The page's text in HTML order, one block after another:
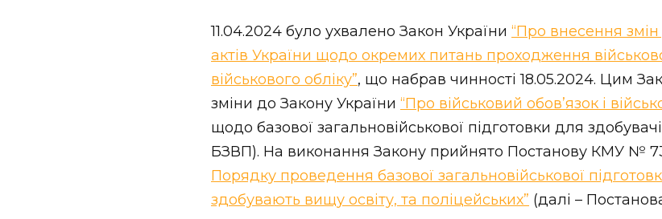
11.04.2024 було ухвалено Закон України “Про внесення
актів України щодо окремих питань проходження
військового обліку”, що набрав чинності 18.05.2024. Цим
зміни до Закону України “Про військовий обов’язок і
щодо базової загальновійськової підготовки для
БЗВП). На виконання Закону прийнято Постанову КМУ №
Порядку проведення базової загальновійськової
здобувають вищу освіту, та поліцейських” (далі –